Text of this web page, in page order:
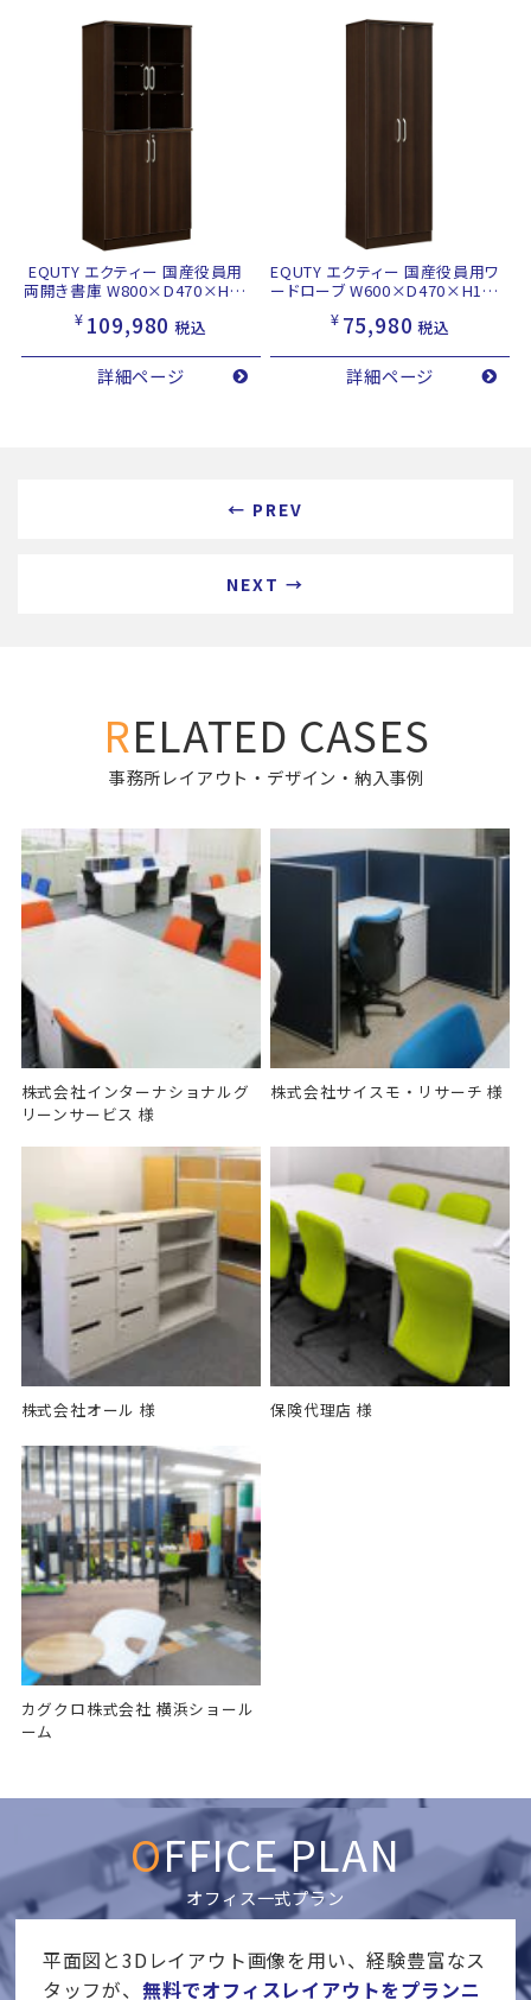
EQUTY エクティー 国産役員用
両開き書庫 W800×D470×H18
20 ダークブラウン
¥ 109,980 税込
詳細ページ
EQUTY エクティー 国産役員用ワ
ードローブ W600×D470×H182
0 ダークブラウン
¥ 75,980 税込
詳細ページ
← PREV
NEXT →
RELATED CASES
事務所レイアウト・デザイン・納入事例
株式会社インターナショナルグ
リーンサービス 様
株式会社サイスモ・リサーチ 様
株式会社オール 様 保険代理店 様
カグクロ株式会社 横浜ショール
ーム
OFFICE PLAN
オフィス一式プラン
平面図と3Dレイアウト画像を用い、経験豊富なス
タッフが、 無料でオフィスレイアウトをプランニ